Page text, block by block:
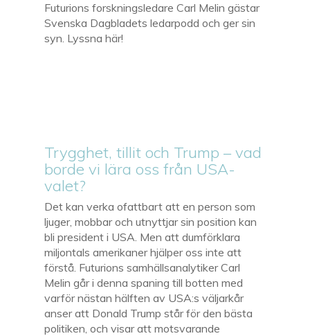
Futurions forskningsledare Carl Melin gästar
Svenska Dagbladets ledarpodd och ger sin
syn. Lyssna här!
Trygghet, tillit och Trump – vad
borde vi lära oss från USA-
valet?
Det kan verka ofattbart att en person som
ljuger, mobbar och utnyttjar sin position kan
bli president i USA. Men att dumförklara
miljontals amerikaner hjälper oss inte att
förstå. Futurions samhällsanalytiker Carl
Melin går i denna spaning till botten med
varför nästan hälften av USA:s väljarkår
anser att Donald Trump står för den bästa
politiken, och visar att motsvarande